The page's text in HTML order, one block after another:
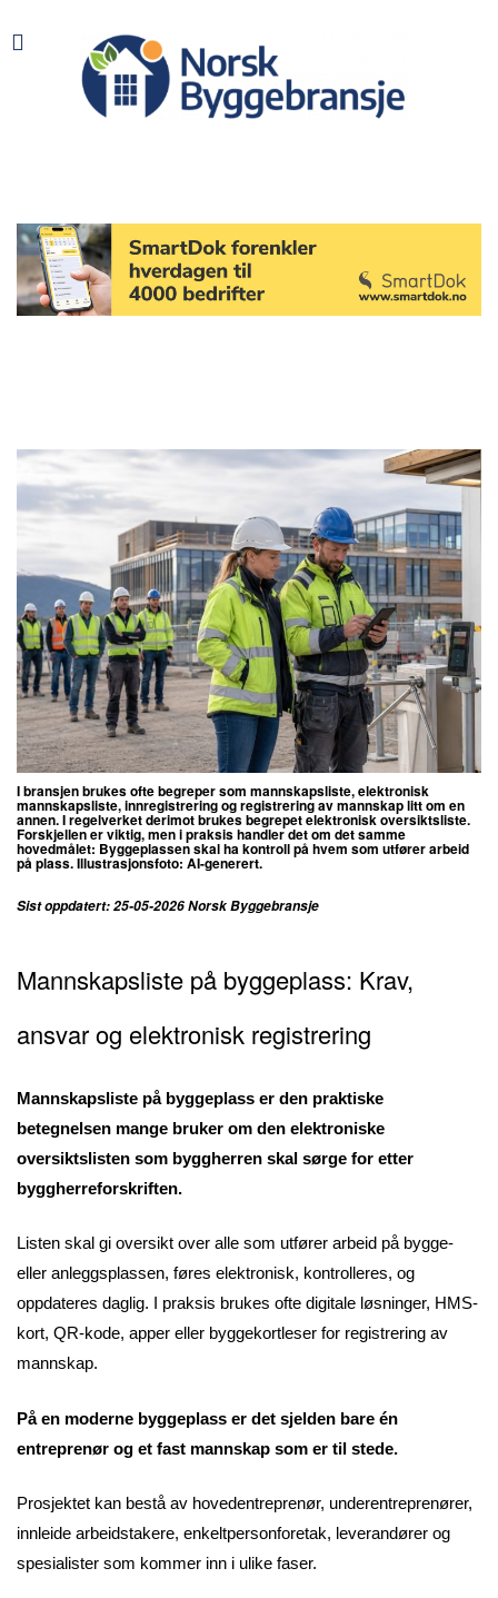
I bransjen brukes ofte begreper som mannskapsliste, elektronisk
mannskapsliste, innregistrering og registrering av mannskap litt om en
annen.I regelverket derimot brukes begrepet elektronisk oversiktsliste.
Forskjellen er viktig, men i praksis handler det om det samme
hovedmålet: Byggeplassen skal ha kontroll på hvem som utfører arbeid
på plass. Illustrasjonsfoto: AI-generert.
Sist oppdatert: 25-05-2026 Norsk Byggebransje
Mannskapsliste på byggeplass: Krav,
ansvar og elektronisk registrering
Mannskapsliste på byggeplass er den praktiske
betegnelsen mange bruker om den elektroniske
oversiktslisten som byggherren skal sørge for etter
byggherreforskriften.
Listen skal gi oversikt over alle som utfører arbeid på bygge-
eller anleggsplassen, føres elektronisk, kontrolleres, og
oppdateres daglig. I praksis brukes ofte digitale løsninger, HMS-
kort, QR-kode, apper eller byggekortleser for registrering av
mannskap.
På en moderne byggeplass er det sjelden bare én
entreprenør og et fast mannskap som er til stede.
Prosjektet kan bestå av hovedentreprenør, underentreprenører,
innleide arbeidstakere, enkeltpersonforetak, leverandører og
spesialister som kommer inn i ulike faser.